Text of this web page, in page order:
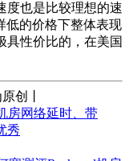
度也是比较理想的速
低的价格下整体表现
具性价比的，在美国
创丨
房网络延时、带
秀